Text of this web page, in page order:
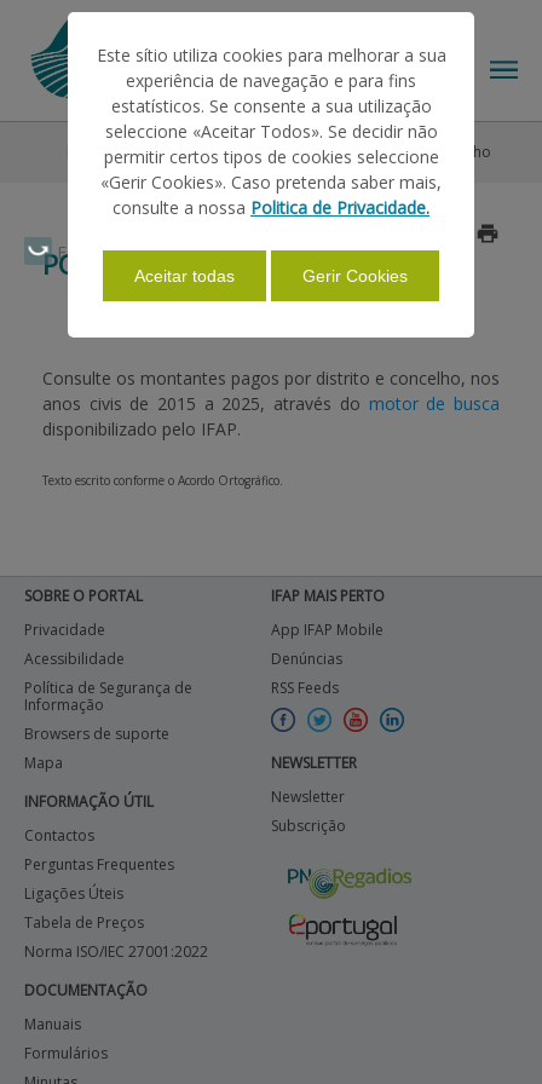
Faça Swipe para ver o menu
AJUDAS/APOIOS
INFORMAÇÕES
ESTATÍSTICAS
APOIO AO BENEFICIÁRIO
Entrar / Registar
Pagamentos Montantes Pagos Por Distrito e Concelho
POR DISTRITO E CONCELHO
Consulte os montantes pagos por distrito e concelho, nos
anos civis de 2015 a 2025, através do motor de busca
disponibilizado pelo IFAP.
Texto escrito conforme o Acordo Ortográfico.
SOBRE O PORTAL
Privacidade
Acessibilidade
Política de Segurança de
Informação
Browsers de suporte
Mapa
INFORMAÇÃO ÚTIL
Contactos
Perguntas Frequentes
Ligações Úteis
Tabela de Preços
Norma ISO/IEC 27001:2022
DOCUMENTAÇÃO
Manuais
Formulários
IFAP MAIS PERTO
App IFAP Mobile
Denúncias
RSS Feeds
NEWSLETTER
Newsletter
Subscrição
Este sítio utiliza cookies para melhorar a sua
experiência de navegação e para fins
estatísticos. Se consente a sua utilização
seleccione «Aceitar Todos». Se decidir não
permitir certos tipos de cookies seleccione
«Gerir Cookies». Caso pretenda saber mais,
consulte a nossa Politica de Privacidade.
Aceitar todas Gerir Cookies